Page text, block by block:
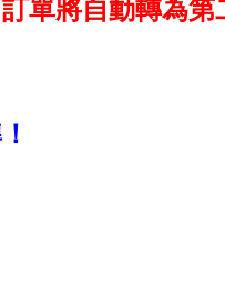
將自動轉為第